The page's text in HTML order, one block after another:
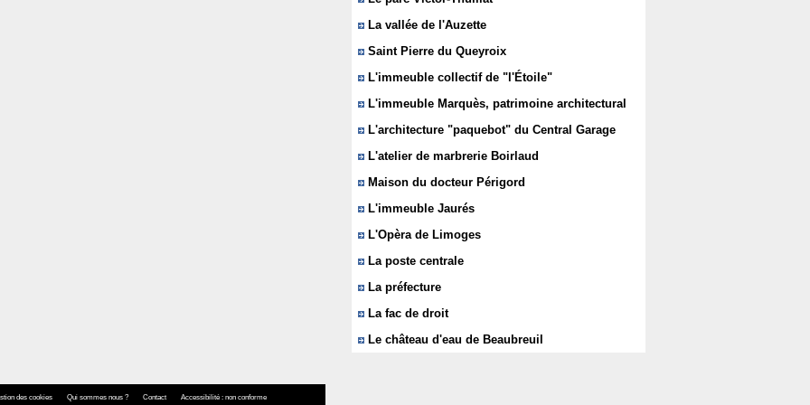
La vallée de l'Auzette
Saint Pierre du Queyroix
L'immeuble collectif de "l'Étoile"
L'immeuble Marquès, patrimoine architectural
L'architecture "paquebot" du Central Garage
L'atelier de marbrerie Boirlaud
Maison du docteur Périgord
L'immeuble Jaurés
L'Opèra de Limoges
La poste centrale
La préfecture
La fac de droit
Le château d'eau de Beaubreuil
des cookies Qui sommes nous ? Contact Accessibilité : non conforme